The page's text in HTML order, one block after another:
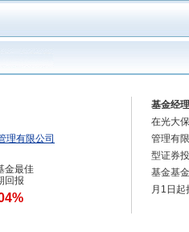
基金经
在光大
管理有
型证券
基金基
月1日起
理有限公司
金最佳
回报